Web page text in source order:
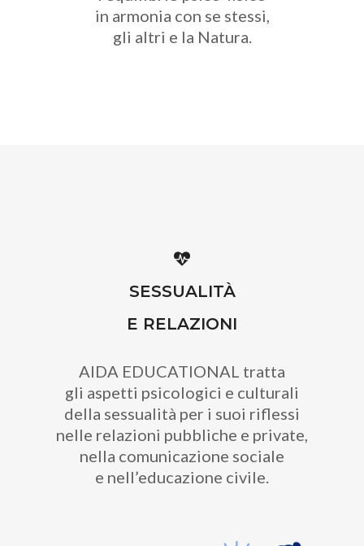
in armonia con se stessi,
gli altri e la Natura.
SESSUALITÀ
E RELAZIONI
AIDA EDUCATIONAL tratta
gli aspetti psicologici e culturali
della sessualità per i suoi riflessi
nelle relazioni pubbliche e private,
nella comunicazione sociale
e nell’educazione civile.